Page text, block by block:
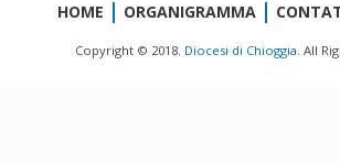
HOME ORGANIGRAMMA
Copyright © 2018. Diocesi di Chioggia. All